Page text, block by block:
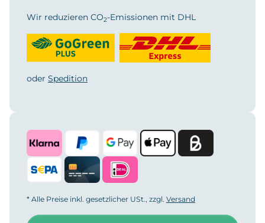
Wir reduzieren CO2-Emissionen mit DHL
oder Spedition
* Alle Preise inkl. gesetzlicher USt., zzgl. Versand